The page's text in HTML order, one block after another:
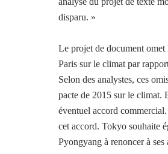
disparu. »
Le projet de document omet
Paris sur le climat par
Selon des analystes, ces
pacte de 2015 sur le climat.
éventuel accord
cet accord. Tokyo souhaite
Pyongyang à renoncer à